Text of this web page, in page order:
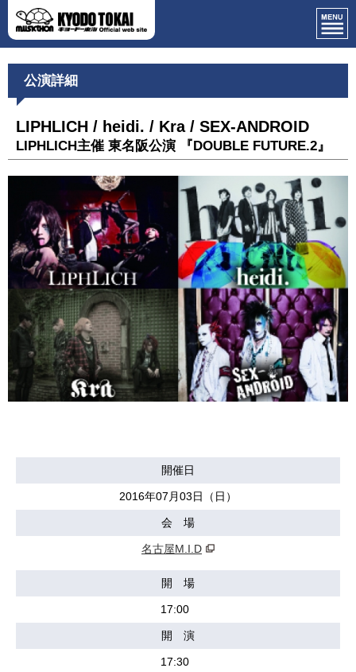
公演詳細
LIPHLICH / heidi. / Kra / SEX-ANDROID
LIPHLICH主催 東名阪公演 『DOUBLE FUTURE.2』
開催日
2016年07月03日（日）
会 場
名古屋M.I.D
開 場
17:00
開 演
17:30